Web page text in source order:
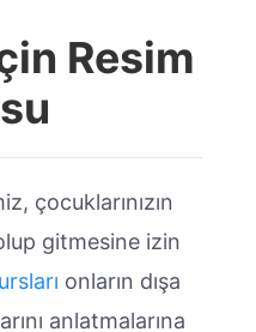
Resim
çocuklarınızın
gitmesine izin
onların dışa
anlatmalarına